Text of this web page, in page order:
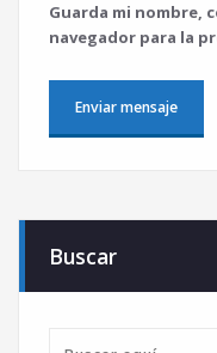
Guarda mi nombre,
navegador para la
Buscar